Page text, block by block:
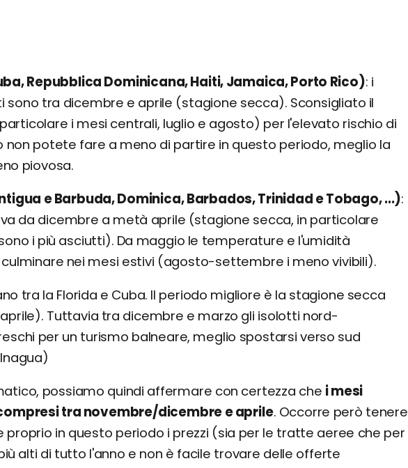
Repubblica Dominicana, Haiti, Jamaica, Porto Rico) i
sono tra dicembre e aprile (stagione secca). Sconsigliato il
i mesi centrali, luglio e agosto) per l'elevato rischio di
non potete fare a meno di partire in questo periodo, meglio la
piovosa.
e Barbuda, Dominica, Barbados, Trinidad e Tobago, ...)
da dicembre a metà aprile (stagione secca, in particolare
i più asciutti). Da maggio le temperature e l'umidità
nei mesi estivi (agosto-settembre i meno vivibili).
tra la Florida e Cuba. Il periodo migliore è la stagione secca
Tuttavia tra dicembre e marzo gli isolotti nord-
per un turismo balneare, meglio spostarsi verso sud
possiamo quindi affermare con certezza che i mesi
tra novembre/dicembre e aprile. Occorre però tenere
proprio in questo periodo i prezzi (sia per le tratte aeree che per
alti di tutto l'anno e non è facile trovare delle offerte